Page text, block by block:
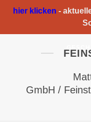
hier klicken -
GmbH /